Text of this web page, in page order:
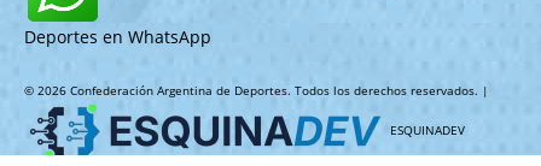
Deportes en WhatsApp
© 2026 Confederación Argentina de Deportes. Todos los derechos reservados. |
ESQUINADEV